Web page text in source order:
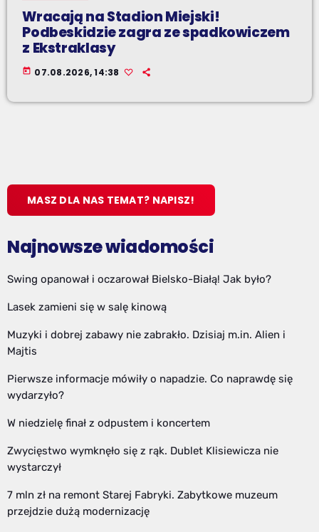
Wracają na Stadion Miejski!
Podbeskidzie zagra ze spadkowiczem
z Ekstraklasy
today 07.08.2026, 14:38
MASZ DLA NAS TEMAT? NAPISZ!
Najnowsze wiadomości
Swing opanował i oczarował Bielsko-Białą! Jak było?
Lasek zamieni się w salę kinową
Muzyki i dobrej zabawy nie zabrakło. Dzisiaj m.in. Alien i
Majtis
Pierwsze informacje mówiły o napadzie. Co naprawdę się
wydarzyło?
W niedzielę finał z odpustem i koncertem
Zwycięstwo wymknęło się z rąk. Dublet Klisiewicza nie
wystarczył
7 mln zł na remont Starej Fabryki. Zabytkowe muzeum
przejdzie dużą modernizację